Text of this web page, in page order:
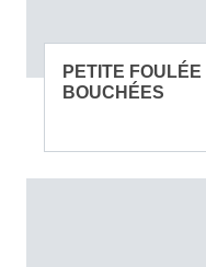
PETITE
BOUCHÉES